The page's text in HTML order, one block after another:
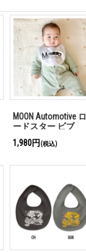
MOON Automotive ロ
ードスター ビブ
1,980円 (税込)